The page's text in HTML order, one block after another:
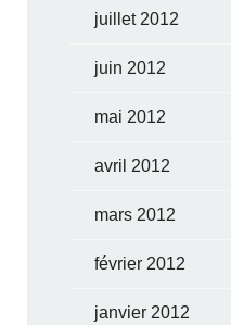
juillet 2012
juin 2012
mai 2012
avril 2012
mars 2012
février 2012
janvier 2012